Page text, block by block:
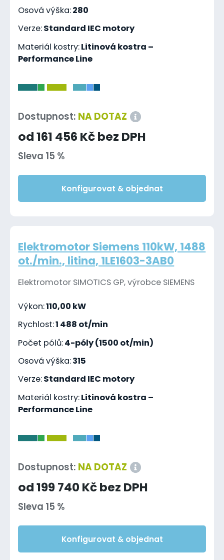
Osová výška:280
Verze:Standard IEC motory
Materiál kostry:Litinová kostra –
Performance Line
Dostupnost: NA DOTAZ
od 161 456 Kč bez DPH
Sleva 15 %
Konfigurovat & objednat
Elektromotor Siemens 110kW, 1488
ot./min., litina, 1LE1603-3AB0
Elektromotor SIMOTICS GP, výrobce SIEMENS
Výkon:110,00 kW
Rychlost:1 488 ot/min
Počet pólů:4-póly (1500 ot/min)
Osová výška:315
Verze:Standard IEC motory
Materiál kostry:Litinová kostra –
Performance Line
Dostupnost: NA DOTAZ
od 199 740 Kč bez DPH
Sleva 15 %
Konfigurovat & objednat